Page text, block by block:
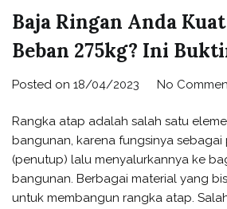
Baja Ringan Anda
Beban 275kg? Ini
Posted on 18/04/2023 No
Rangka atap adalah salah satu
bangunan, karena fungsinya
(penutup) lalu menyalurkannya ke
bangunan. Berbagai material yang
untuk membangun rangka atap.